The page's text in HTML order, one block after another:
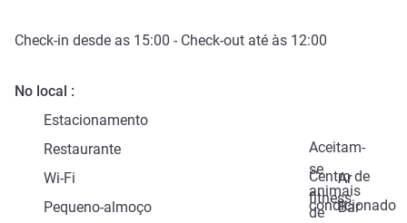
Check-in desde as 15:00 - Check-out até às 12:00
No local
Estacionamento
Aceitam-
se
animais
de
Restaurante
Centro de
fitness
Wi-Fi
Ar
condicionado
Pequeno-almoço
Bar